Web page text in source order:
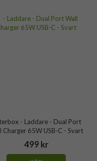
- Laddare - Dual Port
Charger 65W USB-C - Svart
499 kr